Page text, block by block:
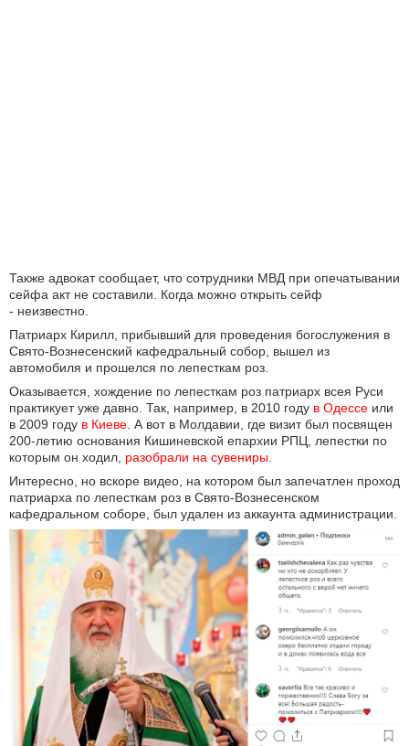
Также адвокат сообщает, что сотрудники МВД при опечатывании
сейфа акт не составили. Когда можно открыть сейф
- неизвестно.
Патриарх Кирилл, прибывший для проведения богослужения в
Свято-Вознесенский кафедральный собор, вышел из
автомобиля и прошелся по лепесткам роз.
Оказывается, хождение по лепесткам роз патриарх всея Руси
практикует уже давно. Так, например, в 2010 году в Одессе или
в 2009 году в Киеве. А вот в Молдавии, где визит был посвящен
200-летию основания Кишиневской епархии РПЦ, лепестки по
которым он ходил, разобрали на сувениры.
Интересно, но вскоре видео, на котором был запечатлен проход
патриарха по лепесткам роз в Свято-Вознесенском
кафедральном соборе, был удален из аккаунта администрации.